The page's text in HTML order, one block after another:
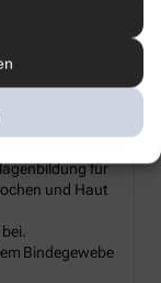
in den
gemäß
für
und Haut
Bindegewebe